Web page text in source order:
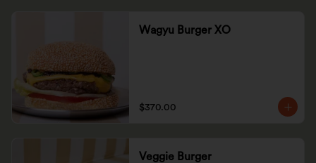
Wagyu Burger XO
$370.00
Veggie Burger